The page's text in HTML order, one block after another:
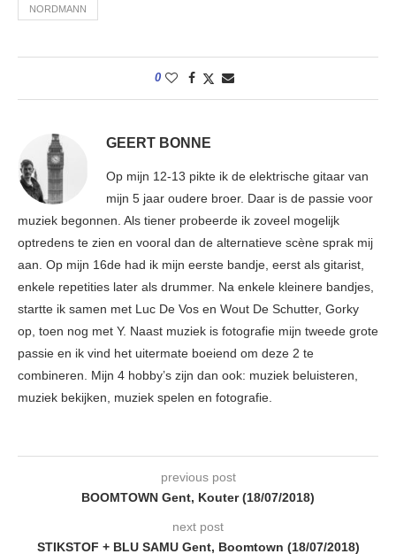
NORDMANN
0
GEERT BONNE
Op mijn 12-13 pikte ik de elektrische gitaar van
mijn 5 jaar oudere broer. Daar is de passie voor
muziek begonnen. Als tiener probeerde ik zoveel mogelijk
optredens te zien en vooral dan de alternatieve scène sprak mij
aan. Op mijn 16de had ik mijn eerste bandje, eerst als gitarist,
enkele repetities later als drummer. Na enkele kleinere bandjes,
startte ik samen met Luc De Vos en Wout De Schutter, Gorky
op, toen nog met Y. Naast muziek is fotografie mijn tweede grote
passie en ik vind het uitermate boeiend om deze 2 te
combineren. Mijn 4 hobby’s zijn dan ook: muziek beluisteren,
muziek bekijken, muziek spelen en fotografie.
previous post
BOOMTOWN Gent, Kouter (18/07/2018)
next post
STIKSTOF + BLU SAMU Gent, Boomtown (18/07/2018)